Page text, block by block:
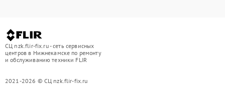
СЦ nzk.flir-fix.ru - сеть сервисных
центров в Нижнекамске по ремонту
и обслуживанию техники FLIR
2021-2026 © СЦ nzk.flir-fix.ru